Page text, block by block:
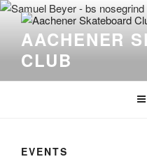
Zum
Inhalt
springenAACHENER
CLUB
EVENTS